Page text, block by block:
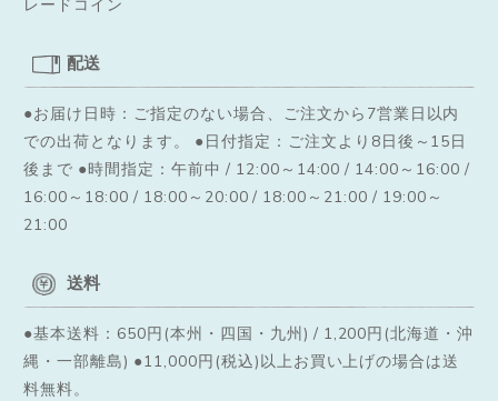
配送
●お届け日時：ご指定のない場合、ご注文から7営業日以内
での出荷となります。
●日付指定：ご注文より8日後～15日
後まで ●時間指定：午前中 / 12:00～14:00 / 14:00～16:00 /
16:00～18:00 / 18:00～20:00 / 18:00～21:00 / 19:00～
21:00
送料
●基本送料：650円(本州・四国・九州) / 1,200円(北海道・沖
縄・一部離島) ●11,000円(税込)以上お買い上げの場合は送
料無料。